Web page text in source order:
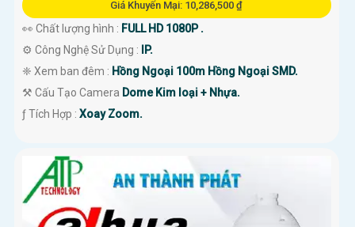
Giá Khuyến Mại: 10,286,500 ₫
👀 Chất lượng hình : FULL HD 1080P .
⚙ Công Nghệ Sử Dụng : IP.
❈ Xem ban đêm : Hồng Ngoại 100m Hồng Ngoại SMD.
⚒ Cấu Tạo Camera Dome Kim loại + Nhựa.
️ƒ Tích Hợp : Xoay Zoom.